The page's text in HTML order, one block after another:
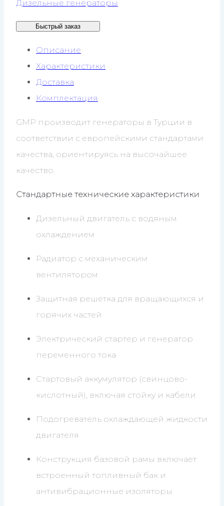
KJP1385
Дизельные генераторы
Быстрый заказ
Описание
Характеристики
Доставка
Комплектация
GMP производит генераторы в Турции в
соответствии с европейскими стандартами
качества, ориентируясь на высочайшее
качество.
Стандартные технические характеристики
Дизельный двигатель с водяным
охлаждением
Радиатор с механическим
вентилятором
Защитная решетка для вращающихся и
горячих частей
Электрический стартер и генератор
переменного тока
Стартовый аккумулятор (свинцово-
кислотный), включая стойку и кабели
Подогреватель охлаждающей жидкости
двигателя
Конструкция базовой рамы включает
встроенный топливный бак и
антивибрационные изоляторы